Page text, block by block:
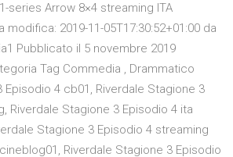
series Arrow 8×4 streaming ITA
2019-11-05T17:30:52+01:00 da
Pubblicato il 5 novembre 2019
Tag Commedia , Drammatico
Episodio 4 cb01, Riverdale Stagione 3
Riverdale Stagione 3 Episodio 4 ita
Stagione 3 Episodio 4 streaming
Riverdale Stagione 3 Episodio